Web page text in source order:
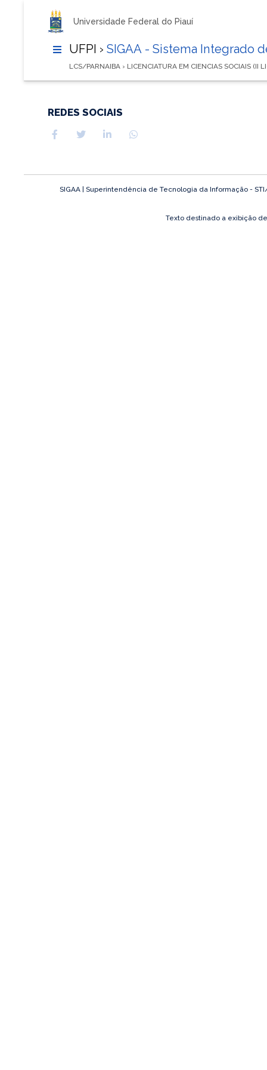
Universidade Federal do Piauí
UFPI › SIGAA - Sistema Integrado
LCS/PARNAIBA › LICENCIATURA EM CIENCIAS SOCIAIS (II
REDES SOCIAIS
SIGAA | Superintendência de Tecnologia da Informação -
Texto destinado a exibição